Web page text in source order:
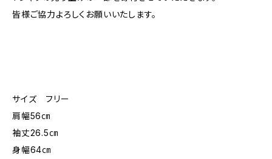
皆様ご協力よろしくお願いいたします。
サイズ フリー
肩幅56㎝
袖丈26.5㎝
身幅64㎝